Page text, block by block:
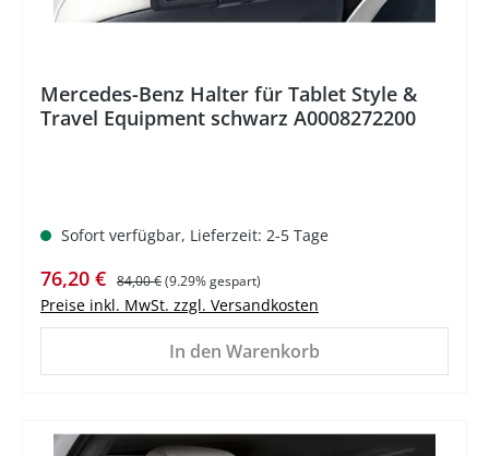
Mercedes-Benz Halter für Tablet Style &
Travel Equipment schwarz A0008272200
Sofort verfügbar, Lieferzeit: 2-5 Tage
Verkaufspreis:
76,20 € Regulärer Preis:
84,00 €(9.29% gespart)
Preise inkl. MwSt. zzgl. Versandkosten
In den Warenkorb